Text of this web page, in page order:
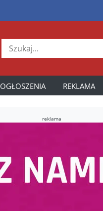
OGŁOSZENIA REKLAMA
reklama